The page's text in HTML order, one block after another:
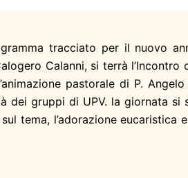
tracciato per il nuovo
Calanni, si terrà
pastorale di P.
dei gruppi di UPV. la giornata si
sul tema, l’adorazione